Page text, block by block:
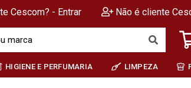
Cescom? - Entrar Não é cliente
HIGIENE E PERFUMARIA LIMPEZA